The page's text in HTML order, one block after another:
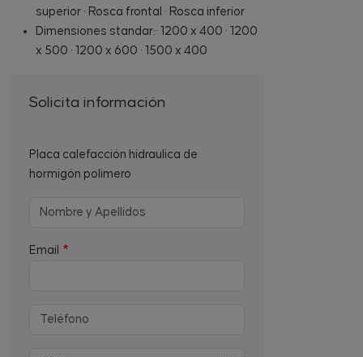
superior · Rosca frontal · Rosca inferior
Dimensiones standar:· 1200 x 400 · 1200
x 500 · 1200 x 600 · 1500 x 400
Solicita información
Placa calefacción hidraulica de
hormigón polímero
Email